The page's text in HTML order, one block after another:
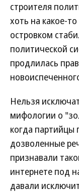
строителя
хоть на какое-
островком
политической
продлилась
Нельзя
мифологии о
когда партийцы
дозволенные
признавали
интернете под
давали